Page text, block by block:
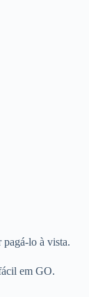
pagá-lo à vista.
em GO.